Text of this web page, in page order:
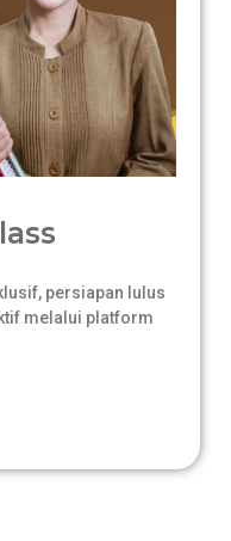
persiapan lulus
melalui platform